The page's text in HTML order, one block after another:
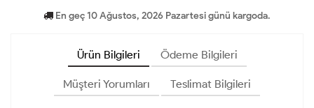
En geç 10 Ağustos, 2026 Pazartesi günü kargoda.
Ürün Bilgileri Ödeme Bilgileri
Müşteri Yorumları Teslimat Bilgileri